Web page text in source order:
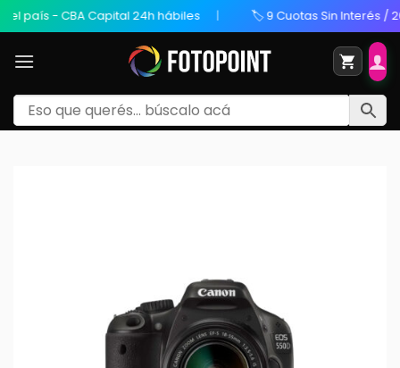
- CBA Capital 24h hábiles 🏷️ 9 Cuotas Sin Interés / 20%